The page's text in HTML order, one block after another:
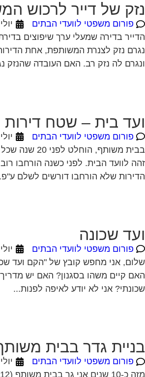
של דייר לרכוש
פורום משפטי לוועדי הבתים
יולי 19, 2004
בדירה שמעלי ערך שיפוצים
נזק לצנרת המשותפת, אחת הדירות
לה נזק רב. האם העובדה שהנזק
בית – שטח דירות
פורום משפטי לוועדי הבתים
יולי 19, 2004
בבית משותף, הוחלט
לוועד הבית. לפני כשנה הורחבו רוב
שלא הורחבו דורשים לשלם ע"פ...
שכונה
פורום משפטי לוועדי הבתים
יולי 21, 2004
אני מחפש קובץ של "הקם ועד
קיים משהו בסגנון? האם יש מדריך
אני לא יודע לאיפה לפנות...
גדר בבית משותף
פורום משפטי לוועדי הבתים
יולי 22, 2004